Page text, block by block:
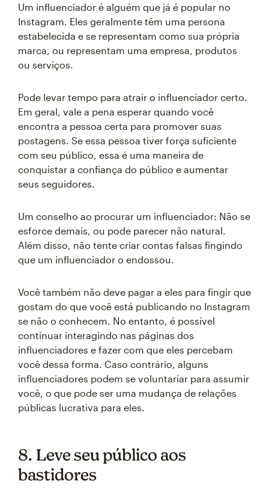
Um influenciador é alguém que já é popular no
Instagram. Eles geralmente têm uma persona
estabelecida e se representam como sua própria
marca, ou representam uma empresa, produtos
ou serviços.
Pode levar tempo para atrair o influenciador certo.
Em geral, vale a pena esperar quando você
encontra a pessoa certa para promover suas
postagens. Se essa pessoa tiver força suficiente
com seu público, essa é uma maneira de
conquistar a confiança do público e aumentar
seus seguidores.
Um conselho ao procurar um influenciador: Não se
esforce demais, ou pode parecer não natural.
Além disso, não tente criar contas falsas fingindo
que um influenciador o endossou.
Você também não deve pagar a eles para fingir que
gostam do que você está publicando no Instagram
se não o conhecem. No entanto, é possível
continuar interagindo nas páginas dos
influenciadores e fazer com que eles percebam
você dessa forma. Caso contrário, alguns
influenciadores podem se voluntariar para assumir
você, o que pode ser uma mudança de relações
públicas lucrativa para eles.
8. Leve seu público aos
bastidores